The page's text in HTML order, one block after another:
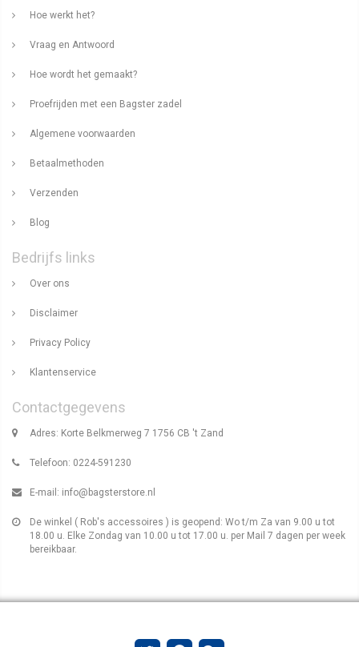
Hoe werkt het?
Vraag en Antwoord
Hoe wordt het gemaakt?
Proefrijden met een Bagster zadel
Algemene voorwaarden
Betaalmethoden
Verzenden
Blog
Bedrijfs links
Over ons
Disclaimer
Privacy Policy
Klantenservice
Contactgegevens
Adres: Korte Belkmerweg 7 1756 CB 't Zand
Telefoon: 0224-591230
E-mail: info@bagsterstore.nl
De winkel ( Rob's accessoires ) is geopend: Wo t/m Za van 9.00 u tot
18.00 u. Elke Zondag van 10.00 u tot 17.00 u. per Mail 7 dagen per week
bereikbaar.